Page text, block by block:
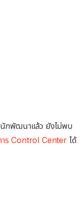
นักพัฒนาแล้ว ยังไม่พบ
าร Control Center ได้